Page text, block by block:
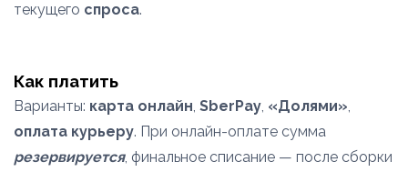
текущего спроса.
Как платить
Варианты: карта онлайн, SberPay, «Долями»,
оплата курьеру. При онлайн-оплате сумма
резервируется, финальное списание — после сборки